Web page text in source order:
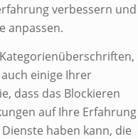
verbessern und
anpassen.
einige Ihrer
dass das Blockieren
auf Ihre Erfahrung
haben kann, die